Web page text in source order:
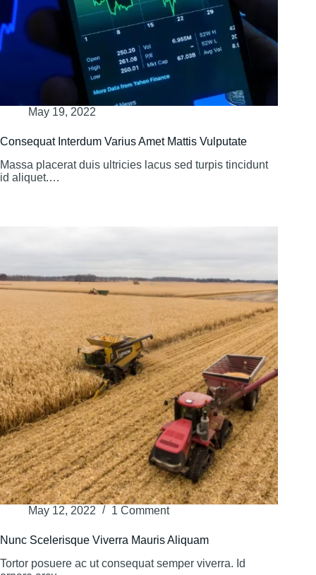
May 19, 2022
Consequat Interdum Varius Amet Mattis Vulputate
Massa placerat duis ultricies lacus sed turpis tincidunt
id aliquet.…
May 12, 2022 1 Comment
Nunc Scelerisque Viverra Mauris Aliquam
Tortor posuere ac ut consequat semper viverra. Id